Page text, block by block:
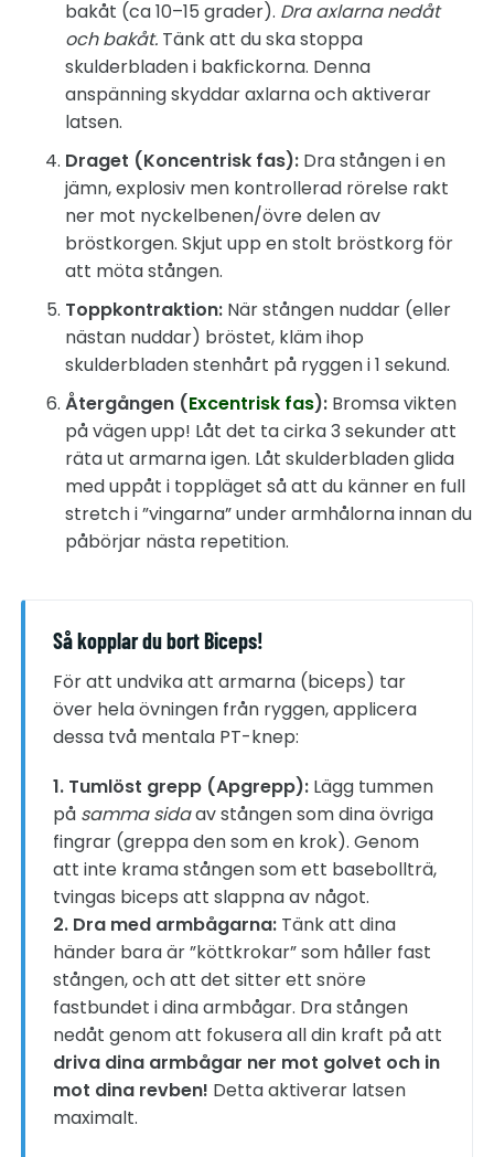
bakåt (ca 10–15 grader). Dra axlarna nedåt
och bakåt. Tänk att du ska stoppa
skulderbladen i bakfickorna. Denna
anspänning skyddar axlarna och aktiverar
latsen.
Draget (Koncentrisk fas): Dra stången i en
jämn, explosiv men kontrollerad rörelse rakt
ner mot nyckelbenen/övre delen av
bröstkorgen. Skjut upp en stolt bröstkorg för
att möta stången.
Toppkontraktion: När stången nuddar (eller
nästan nuddar) bröstet, kläm ihop
skulderbladen stenhårt på ryggen i 1 sekund.
Återgången (Excentrisk fas): Bromsa vikten
på vägen upp! Låt det ta cirka 3 sekunder att
räta ut armarna igen. Låt skulderbladen glida
med uppåt i toppläget så att du känner en full
stretch i ”vingarna” under armhålorna innan du
påbörjar nästa repetition.
Så kopplar du bort Biceps!
För att undvika att armarna (biceps) tar
över hela övningen från ryggen, applicera
dessa två mentala PT-knep:
1. Tumlöst grepp (Apgrepp): Lägg tummen
på samma sidaav stången som dina övriga
fingrar (greppa den som en krok). Genom
att inte krama stången som ett basebollträ,
tvingas biceps att slappna av något.
2. Dra med armbågarna: Tänk att dina
händer bara är ”köttkrokar” som håller fast
stången, och att det sitter ett snöre
fastbundet i dina armbågar. Dra stången
nedåt genom att fokusera all din kraft på att
driva dina armbågar ner mot golvet och in
mot dina revben! Detta aktiverar latsen
maximalt.